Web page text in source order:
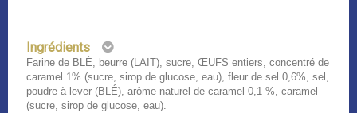
Ingrédients
Farine de BLÉ, beurre (LAIT), sucre, ŒUFS entiers, concentré de
caramel 1% (sucre, sirop de glucose, eau), fleur de sel 0,6%, sel,
poudre à lever (BLÉ), arôme naturel de caramel 0,1 %, caramel
(sucre, sirop de glucose, eau).